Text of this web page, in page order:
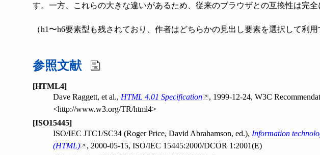
す。一方、これらの大きな違いがあるため、従来のブラウザとの互換性は完
（h1〜h6要素型も残されており、作者はどちらかの見出し要素を選択して利用
参照文献
[HTML4]
Dave Raggett, et al., HTML 4.01 Specification , 1999-12-24, W3C
<http://www.w3.org/TR/html4>
[ISO15445]
ISO/IEC JTC1/SC34 (Roger Price, David Abrahamson, ed.), Information
(HTML)
, 2000-05-15, ISO/IEC 15445:2000/DCOR 1:2001(E)